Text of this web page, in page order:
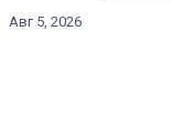
Авг 5, 2026